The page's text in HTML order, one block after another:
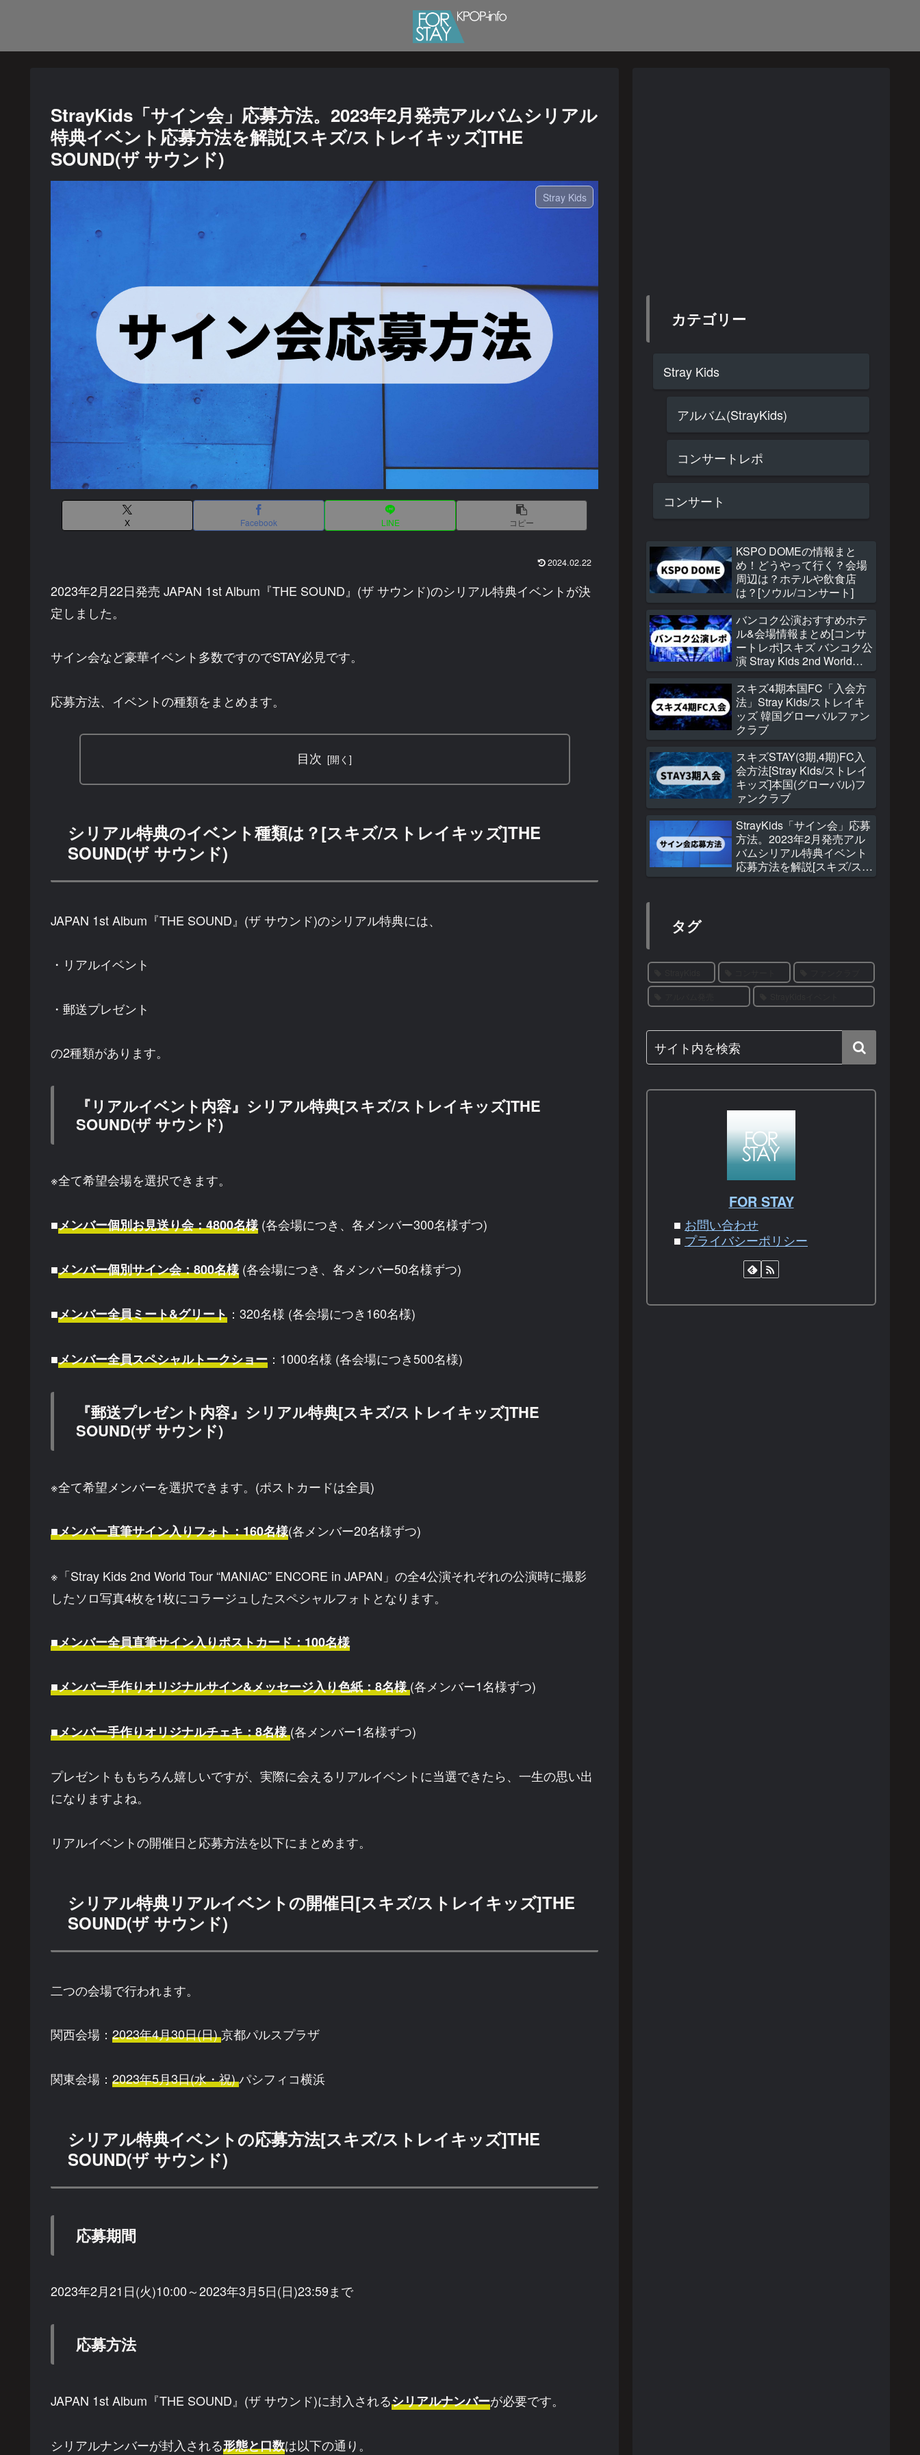
StrayKids「サイン会」応募方法。2023年2月発売アルバムシリアル
特典イベント応募方法を解説[スキズ/ストレイキッズ]THE
SOUND(ザ サウンド)
Stray Kids
X Facebook LINE コピー
2024.02.22
2023年2月22日発売 JAPAN 1st Album『THE SOUND』(ザ サウンド)のシリアル特典イベントが決
定しました。
サイン会など豪華イベント多数ですのでSTAY必見です。
応募方法、イベントの種類をまとめます。
目次
シリアル特典のイベント種類は？[スキズ/ストレイキッズ]THE
SOUND(ザ サウンド)
JAPAN 1st Album『THE SOUND』(ザ サウンド)のシリアル特典には、
・リアルイベント
・郵送プレゼント
の2種類があります。
『リアルイベント内容』シリアル特典[スキズ/ストレイキッズ]THE
SOUND(ザ サウンド)
※全て希望会場を選択できます。
■メンバー個別お見送り会：4800名様 (各会場につき、各メンバー300名様ずつ)
■メンバー個別サイン会：800名様 (各会場につき、各メンバー50名様ずつ)
■メンバー全員ミート&グリート ：320名様 (各会場につき160名様)
■メンバー全員スペシャルトークショー ：1000名様 (各会場につき500名様)
『郵送プレゼント内容』シリアル特典[スキズ/ストレイキッズ]THE
SOUND(ザ サウンド)
※全て希望メンバーを選択できます。(ポストカードは全員)
■メンバー直筆サイン入りフォト：160名様(各メンバー20名様ずつ)
※「Stray Kids 2nd World Tour “MANIAC” ENCORE in JAPAN」の全4公演それぞれの公演時に撮影
したソロ写真4枚を1枚にコラージュしたスペシャルフォトとなります。
■メンバー全員直筆サイン入りポストカード：100名様
■メンバー手作りオリジナルサイン&メッセージ入り色紙：8名様(各メンバー1名様ずつ)
■メンバー手作りオリジナルチェキ：8名様(各メンバー1名様ずつ)
プレゼントももちろん嬉しいですが、実際に会えるリアルイベントに当選できたら、一生の思い出
になりますよね。
リアルイベントの開催日と応募方法を以下にまとめます。
シリアル特典リアルイベントの開催日[スキズ/ストレイキッズ]THE
SOUND(ザ サウンド)
二つの会場で行われます。
関西会場： 2023年4月30日(日)京都パルスプラザ
関東会場： 2023年5月3日(水・祝)パシフィコ横浜
シリアル特典イベントの応募方法[スキズ/ストレイキッズ]THE
SOUND(ザ サウンド)
応募期間
2023年2月21日(火)10:00～2023年3月5日(日)23:59まで
応募方法
JAPAN 1st Album『THE SOUND』(ザ サウンド)に封入されるシリアルナンバーが必要です。
シリアルナンバーが封入される形態と口数は以下の通り。
カテゴリー
Stray Kids
アルバム(StrayKids)
コンサートレポ
コンサート
KSPO DOMEの情報まと
め！どうやって行く？会場
周辺は？ホテルや飲食店
は？[ソウル/コンサート]
バンコク公演おすすめホテ
ル&会場情報まとめ[コンサ
ートレポ]スキズ バンコク公
演 Stray Kids 2nd World
Tour “MANIAC”
スキズ4期本国FC「入会方
法」Stray Kids/ストレイキ
ッズ 韓国グローバルファン
クラブ
スキズSTAY(3期,4期)FC入
会方法[Stray Kids/ストレイ
キッズ]本国(グローバル)フ
ァンクラブ
StrayKids「サイン会」応募
方法。2023年2月発売アル
バムシリアル特典イベント
応募方法を解説[スキズ/スト
レイキッズ]THE
タグ
FOR STAY
■ お問い合わせ
■ プライバシーポリシー